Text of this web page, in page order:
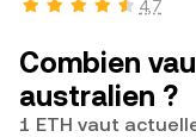
4,7
Combien
australien ?
1 ETH vaut